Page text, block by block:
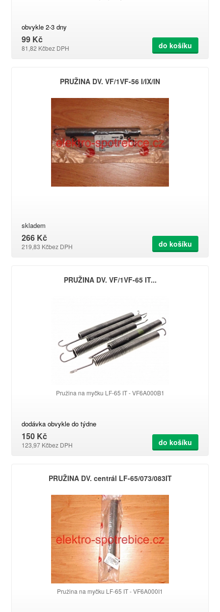
obvykle 2-3 dny
99 Kč
81,82 Kčbez DPH do košíku
PRUŽINA DV. VF/1VF-56 I/IX/IN
skladem
266 Kč
219,83 Kčbez DPH do košíku
PRUŽINA DV. VF/1VF-65 IT...
Pružina na myčku LF-65 IT - VF6A000B1
dodávka obvykle do týdne
150 Kč
123,97 Kčbez DPH do košíku
PRUŽINA DV. centrál LF-65/073/083IT
Pružina na myčku LF-65 IT - VF6A000I1